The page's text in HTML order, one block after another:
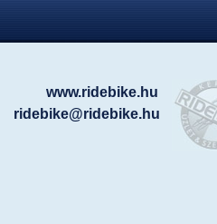
www.ridebike.hu
ridebike@ridebike.hu